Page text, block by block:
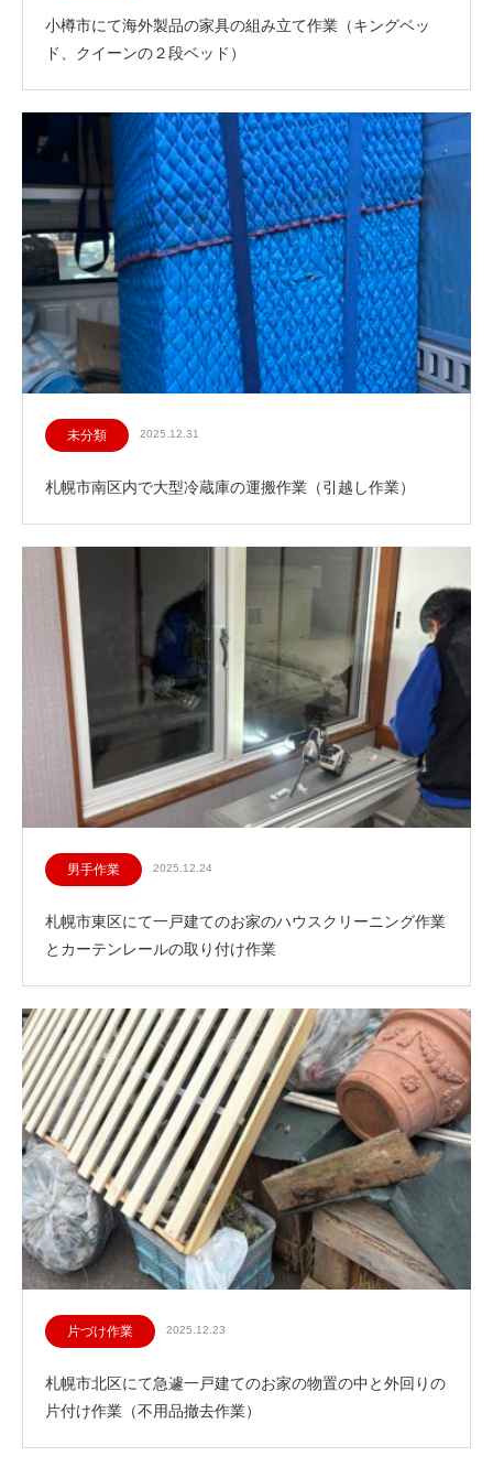
小樽市にて海外製品の家具の組み立て作業（キングベッ
ド、クイーンの２段ベッド）
未分類 2025.12.31
札幌市南区内で大型冷蔵庫の運搬作業（引越し作業）
男手作業 2025.12.24
札幌市東区にて一戸建てのお家のハウスクリーニング作業
とカーテンレールの取り付け作業
片づけ作業 2025.12.23
札幌市北区にて急遽一戸建てのお家の物置の中と外回りの
片付け作業（不用品撤去作業）